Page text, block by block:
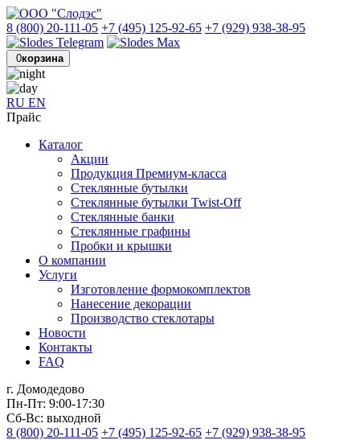
8 (800) 20-111-05 +7 (495) 125-92-65 +7 (929) 938-38-95
0корзина
RU EN
Прайс
Каталог
Акции
Продукция Премиум-класса
Стеклянные бутылки
Стеклянные бутылки Twist-Off
Стеклянные банки
Стеклянные графины
Пробки и крышки
О компании
Услуги
Изготовление формокомплектов
Нанесение декорации
Производство стеклотары
Новости
Контакты
FAQ
г. Домодедово
Пн-Пт: 9:00-17:30
Сб-Вс: выходной
8 (800) 20-111-05 +7 (495) 125-92-65 +7 (929) 938-38-95